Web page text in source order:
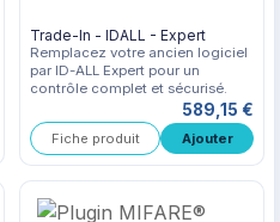
Trade-In - IDALL - Expert
Remplacez votre ancien logiciel
par ID-ALL Expert pour un
contrôle complet et sécurisé.
589,15 €
Fiche produit